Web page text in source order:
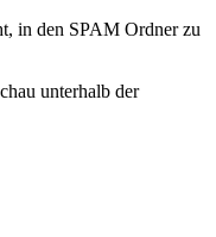
in den SPAM Ordner zu
unterhalb der